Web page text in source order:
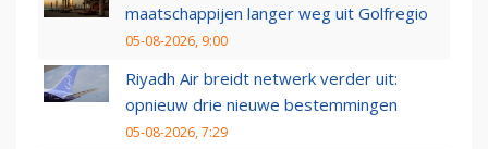
maatschappijen langer weg uit Golfregio
05-08-2026, 9:00
Riyadh Air breidt netwerk verder uit:
opnieuw drie nieuwe bestemmingen
05-08-2026, 7:29